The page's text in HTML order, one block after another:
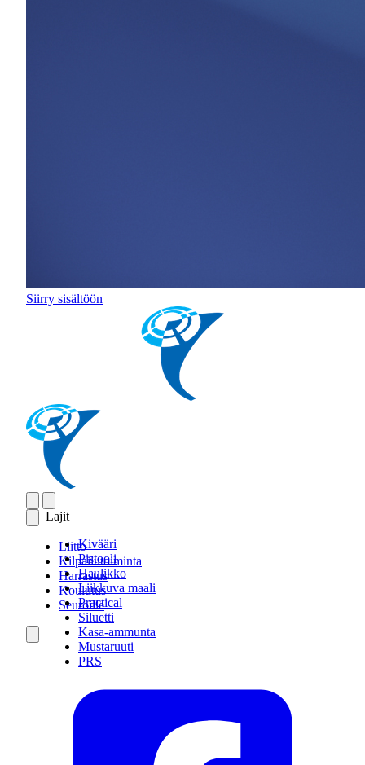
Siirry sisältöön
Lajit
Kivääri
Pistooli
Haulikko
Liikkuva maali
Practical
Siluetti
Kasa-ammunta
Mustaruuti
PRS
Liitto
Kilpailutoiminta
Harrastus
Koulutus
Seuroille